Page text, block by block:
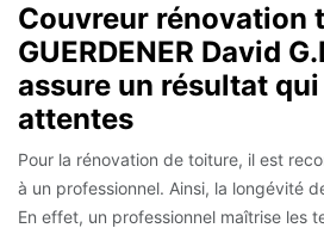
Couvreur rénovation
GUERDENER David
assure un résultat
attentes
Pour la rénovation de toiture, il est
à un professionnel. Ainsi, la longévité
En effet, un professionnel maîtrise les